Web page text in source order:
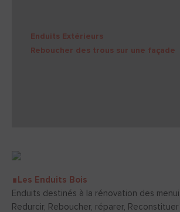
Enduits Extérieurs
Reboucher des trous sur une façade
∎Les Enduits Bois
Enduits destinés à la rénovation des
Redurcir, Reboucher, réparer,